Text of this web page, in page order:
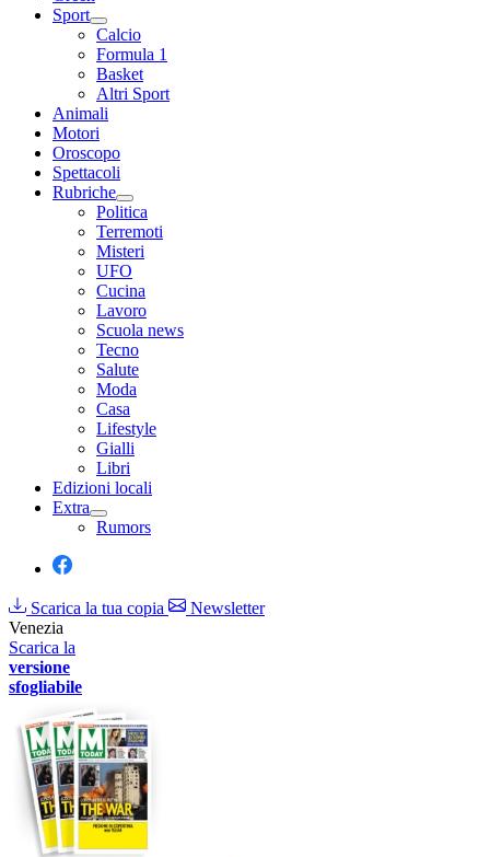
Sport
Calcio
Formula 1
Basket
Altri Sport
Animali
Motori
Oroscopo
Spettacoli
Rubriche
Politica
Terremoti
Misteri
UFO
Cucina
Lavoro
Scuola news
Tecno
Salute
Moda
Casa
Lifestyle
Gialli
Libri
Edizioni locali
Extra
Rumors
Scarica la tua copia
Newsletter
Venezia
Scarica la
versione
sfogliabile